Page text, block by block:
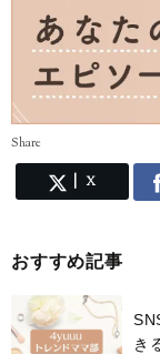
Share
X
おすすめ記事
き